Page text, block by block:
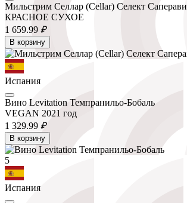
Мильстрим Селлар (Cellar) Селект Саперави
КРАСНОЕ СУХОЕ
1 659.99 ₽
В корзину
Испания
Вино Levitation Темпранильо-Бобаль
VEGAN 2021 год
1 329.99 ₽
В корзину
5
Испания